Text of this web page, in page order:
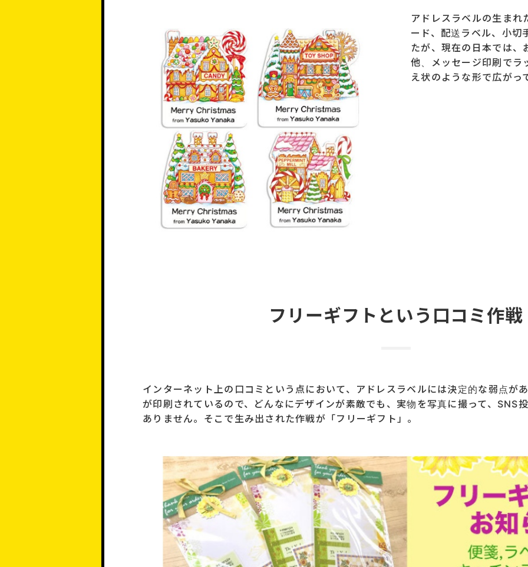
アドレスラベルの生まれ
ード、配送ラベル、小切
たが、現在の日本では、
他、メッセージ印刷でラ
え状のような形で広がっ
フリーギフトという 口コミ作戦
インターネット上の口コミという点において、アドレスラベルには決定的な弱点が
が印刷されているので、どんなにデザインが素敵でも、実物を写真に撮って、SNS
ありません。そこで生み出された作戦が「フリーギフト」。